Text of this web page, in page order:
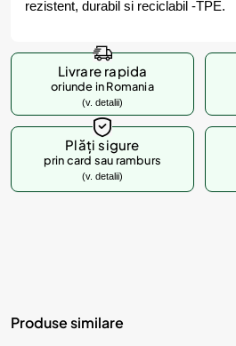
rezistent, durabil si reciclabil -TPE.
Livrare rapida
oriunde in Romania
(v. detalii)
Plăți sigure
prin card sau ramburs
(v. detalii)
Produse similare